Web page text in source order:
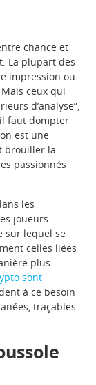
chance et
La plupart des
impression ou
ceux qui
d’analyse”,
faut dompter
est une
brouiller la
passionnés
les
joueurs
sur lequel se
celles liées
plus
sont
à ce besoin
traçables